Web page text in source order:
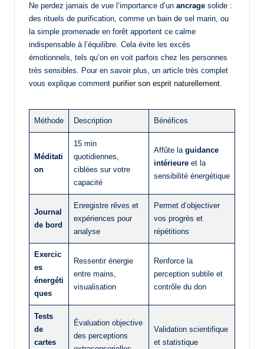
Ne perdez jamais de vue l’importance d’un ancrage solide :
des rituels de purification, comme un bain de sel marin, ou
la simple promenade en forêt apportent ce calme
indispensable à l’équilibre. Cela évite les excès
émotionnels, tels qu’on en voit parfois chez les personnes
très sensibles. Pour en savoir plus, un article très complet
vous explique comment purifier son esprit naturellement
Méthode Description Bénéfices
Méditati
on
15 min
quotidiennes,
ciblées sur votre
capacité
Affûte la guidance
intérieure et la
sensibilité énergétique
Journal
de bord
Enregistre rêves et
expériences pour
analyse
Permet d’objectiver
vos progrès et
répétitions
Exercic
es
énergéti
ques
Ressentir énergie
entre mains,
visualisation
Renforce la
perception subtile et
contrôle du don
Tests
de
cartes
Évaluation objective
des perceptions
Validation scientifique
et statistique